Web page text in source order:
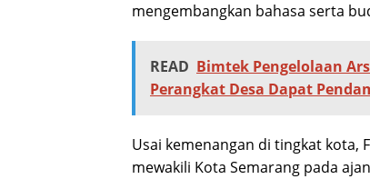
mengembangkan bahasa serta
READ Bimtek Pengelolaan
Perangkat Desa Dapat
Usai kemenangan di tingkat kota,
mewakili Kota Semarang pada